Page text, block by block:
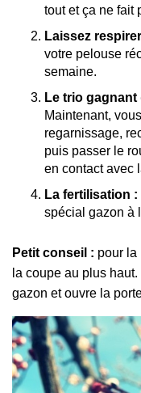
tout et ça ne fait
Laissez
votre pelouse
semaine.
Le trio
Maintenant,
regarnissage,
puis passer le
en contact avec
La fertilisation :
spécial gazon à
Petit conseil : pour la
la coupe au plus
gazon et ouvre la